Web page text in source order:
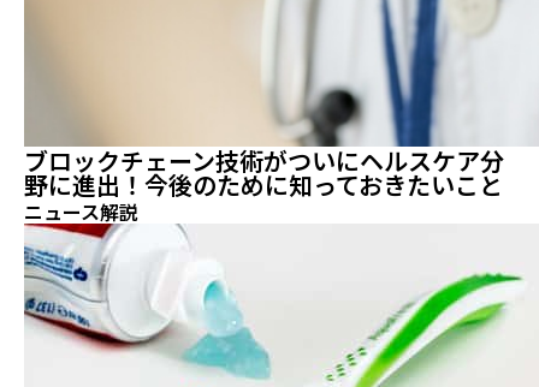
ブロックチェーン技術がついにヘルスケア分
野に進出！今後のために知っておきたいこと
ニュース解説